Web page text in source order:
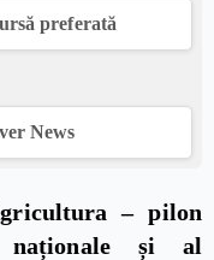
preferată
News
– pilon
naționale și al